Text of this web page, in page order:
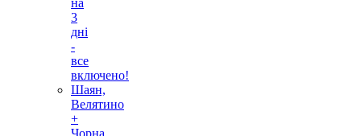
на
3
дні
-
все
включено!
Шаян,
Велятино
+
Чорна